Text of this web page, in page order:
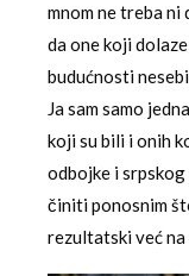
mnom ne treba ni
da one koji
budućnosti
Ja sam samo
koji su bili i onih
odbojke i
činiti ponosnim
rezultatski već na